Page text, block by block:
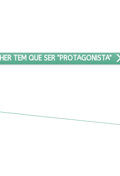
MARINHA: MULHER TEM QUE SER
TEM QUE SER "PROTAGONISTA"